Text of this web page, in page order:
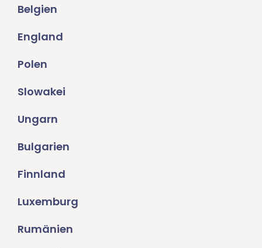
Belgien
England
Polen
Slowakei
Ungarn
Bulgarien
Finnland
Luxemburg
Rumänien